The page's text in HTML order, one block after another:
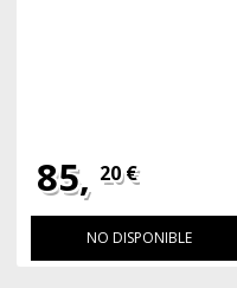
85, 20 €
NO DISPONIBLE